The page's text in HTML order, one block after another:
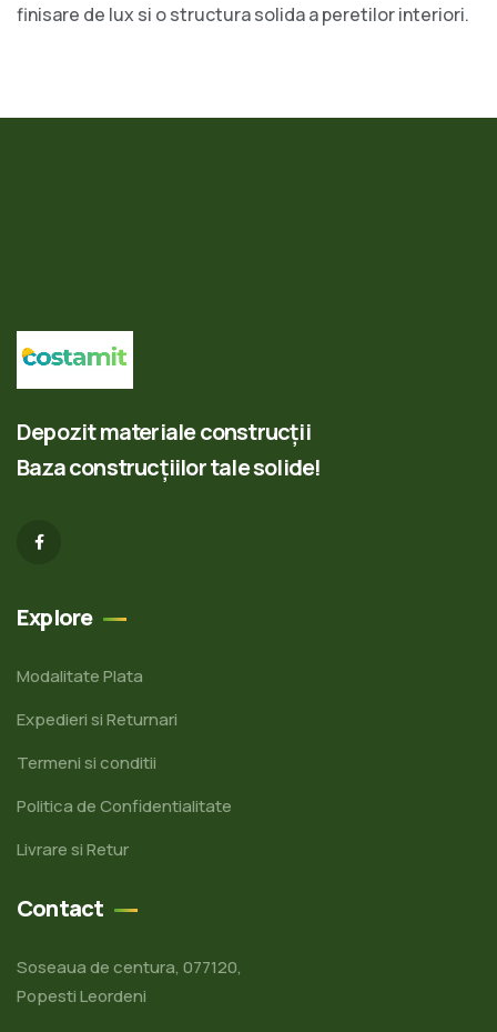
finisare de lux si o structura solida a peretilor interiori.
Depozit materiale construcții
Baza construcțiilor tale solide!
Explore
Modalitate Plata
Expedieri si Returnari
Termeni si conditii
Politica de Confidentialitate
Livrare si Retur
Contact
Soseaua de centura, 077120,
Popesti Leordeni